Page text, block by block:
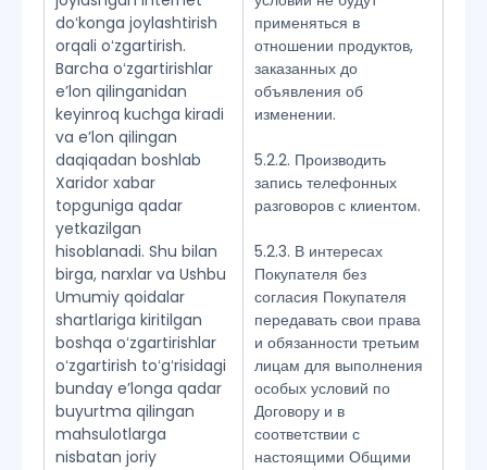
doʻkonga joylashtirish
orqali oʻzgartirish.
Barcha oʻzgartirishlar
eʼlon qilinganidan
keyinroq kuchga kiradi
va eʼlon qilingan
daqiqadan boshlab
Xaridor xabar
topguniga qadar
yetkazilgan
hisoblanadi. Shu bilan
birga, narxlar va Ushbu
Umumiy qoidalar
shartlariga kiritilgan
boshqa oʻzgartirishlar
oʻzgartirish toʻgʻrisidagi
bunday eʼlonga qadar
buyurtma qilingan
mahsulotlarga
nisbatan joriy
применяться в
отношении продуктов,
заказанных до
объявления об
изменении.
5.2.2. Производить
запись телефонных
разговоров с клиентом.
5.2.3. В интересах
Покупателя без
согласия Покупателя
передавать свои права
и обязанности третьим
лицам для выполнения
особых условий по
Договору и в
соответствии с
настоящими Общими